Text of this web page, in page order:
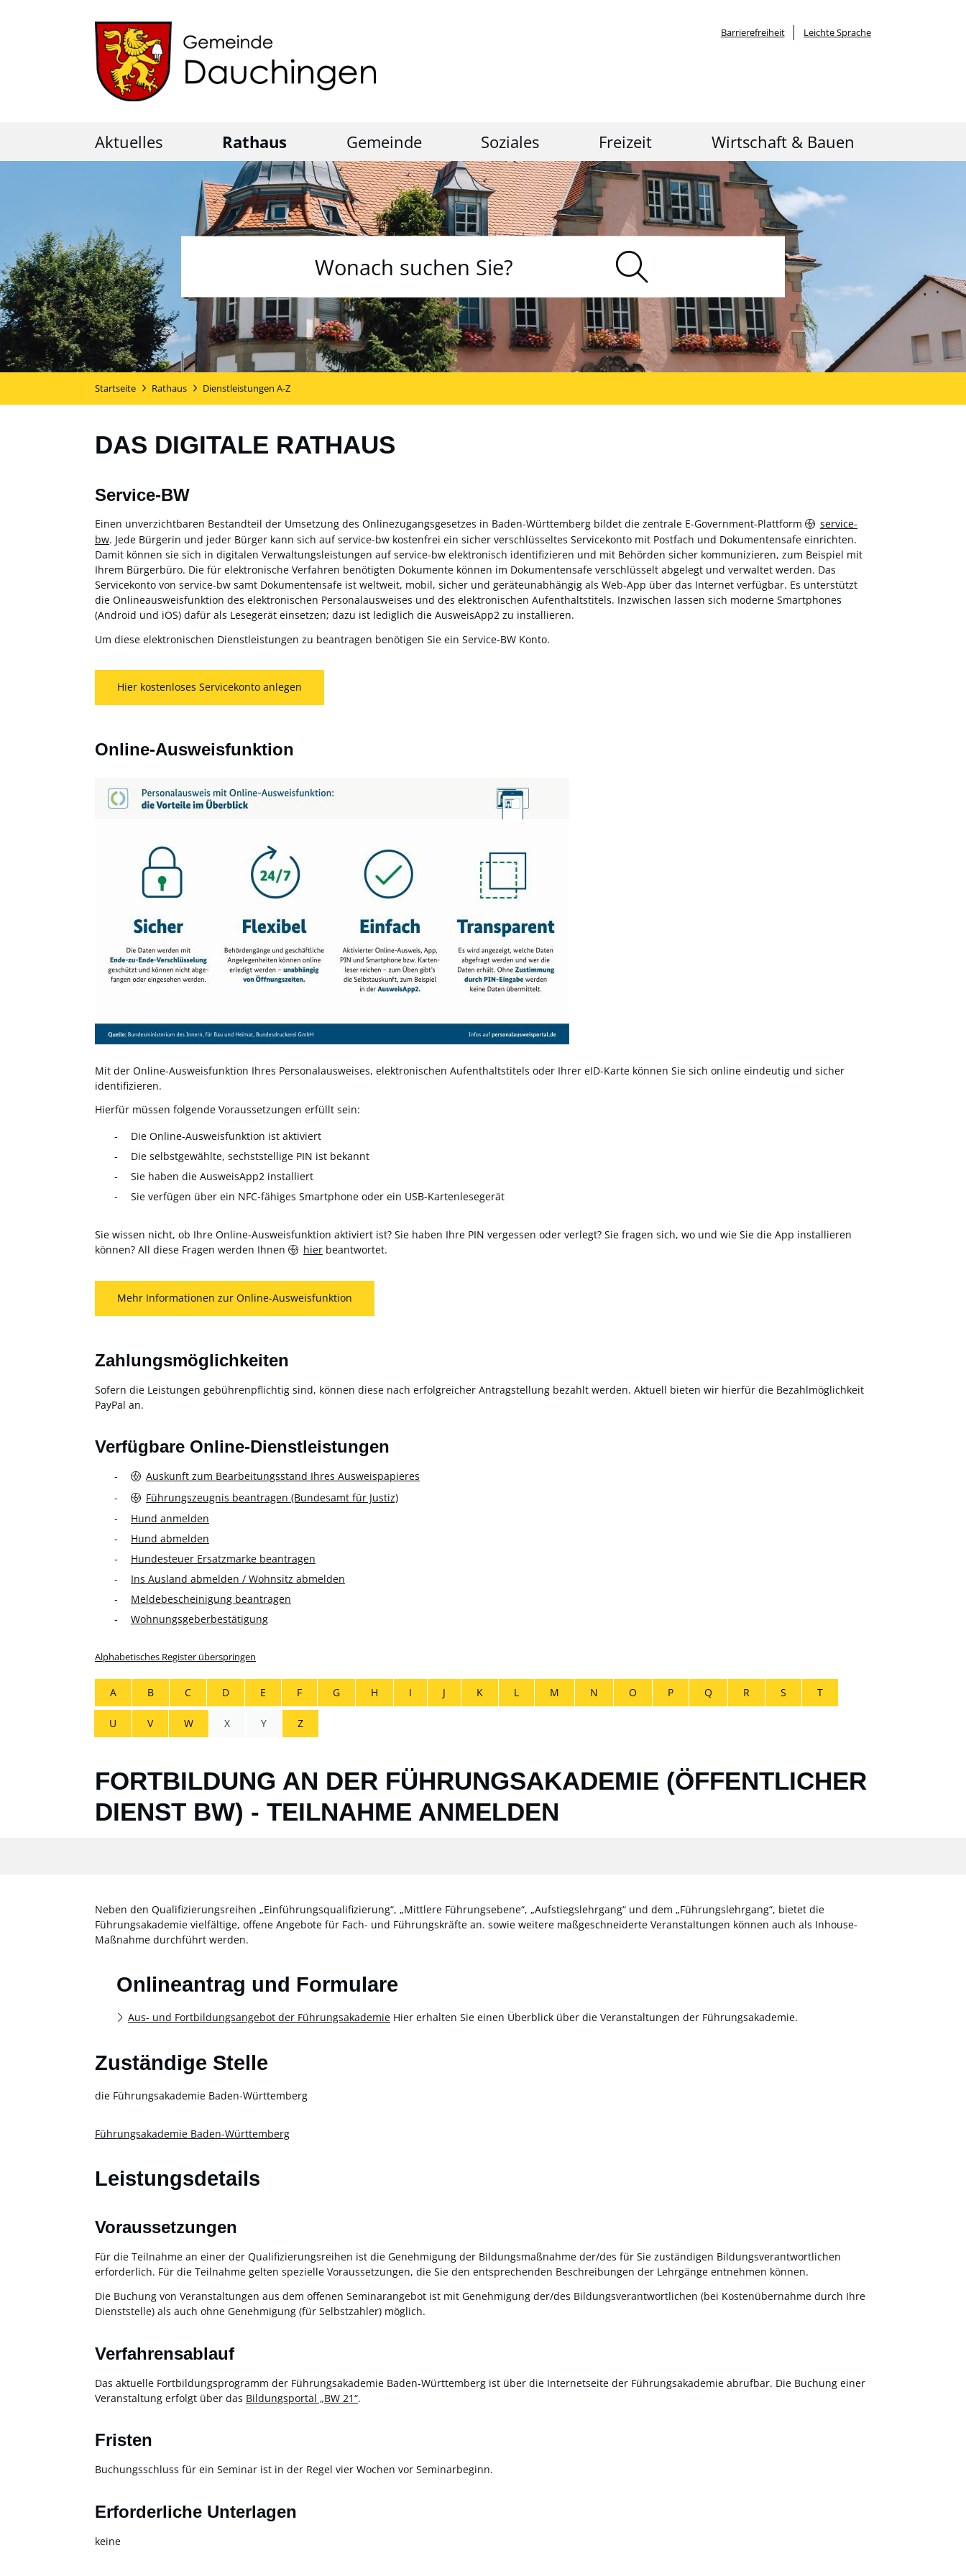
Barrierefreiheit Leichte Sprache
Aktuelles Rathaus Gemeinde Soziales Freizeit Wirtschaft & Bauen
Startseite Rathaus Dienstleistungen A-Z
DAS DIGITALE RATHAUS
Service-BW
Einen unverzichtbaren Bestandteil der Umsetzung des Onlinezugangsgesetzes in Baden-Württemberg bildet die zentrale E-Government-Plattform
service-
bw. Jede Bürgerin und jeder Bürger kann sich auf service-bw kostenfrei ein sicher verschlüsseltes Servicekonto mit Postfach und Dokumentensafe einrichten.
Damit können sie sich in digitalen Verwaltungsleistungen auf service-bw elektronisch identifizieren und mit Behörden sicher kommunizieren, zum Beispiel mit
Ihrem Bürgerbüro. Die für elektronische Verfahren benötigten Dokumente können im Dokumentensafe verschlüsselt abgelegt und verwaltet werden. Das
Servicekonto von service-bw samt Dokumentensafe ist weltweit, mobil, sicher und geräteunabhängig als Web-App über das Internet verfügbar. Es unterstützt
die Onlineausweisfunktion des elektronischen Personalausweises und des elektronischen Aufenthaltstitels. Inzwischen lassen sich moderne Smartphones
(Android und iOS) dafür als Lesegerät einsetzen; dazu ist lediglich die AusweisApp2 zu installieren.
Um diese elektronischen Dienstleistungen zu beantragen benötigen Sie ein Service-BW Konto.
Hier kostenloses Servicekonto anlegen
Online-Ausweisfunktion
Mit der Online-Ausweisfunktion Ihres Personalausweises, elektronischen Aufenthaltstitels oder Ihrer eID-Karte können Sie sich online eindeutig und sicher
identifizieren.
Hierfür müssen folgende Voraussetzungen erfüllt sein:
Die Online-Ausweisfunktion ist aktiviert
Die selbstgewählte, sechststellige PIN ist bekannt
Sie haben die AusweisApp2 installiert
Sie verfügen über ein NFC-fähiges Smartphone oder ein USB-Kartenlesegerät
Sie wissen nicht, ob Ihre Online-Ausweisfunktion aktiviert ist? Sie haben Ihre PIN vergessen oder verlegt? Sie fragen sich, wo und wie Sie die App installieren
können? All diese Fragen werden Ihnen
hier beantwortet.
Mehr Informationen zur Online-Ausweisfunktion
Zahlungsmöglichkeiten
Sofern die Leistungen gebührenpflichtig sind, können diese nach erfolgreicher Antragstellung bezahlt werden. Aktuell bieten wir hierfür die Bezahlmöglichkeit
PayPal an.
Verfügbare Online-Dienstleistungen
Auskunft zum Bearbeitungsstand Ihres Ausweispapieres
Führungszeugnis beantragen (Bundesamt für Justiz)
Hund anmelden
Hund abmelden
Hundesteuer Ersatzmarke beantragen
Ins Ausland abmelden / Wohnsitz abmelden
Meldebescheinigung beantragen
Wohnungsgeberbestätigung
Alphabetisches Register überspringen
A B C D E F G H I J K L M N O P Q R S T
U V W X Y Z
FORTBILDUNG AN DER FÜHRUNGSAKADEMIE (ÖFFENTLICHER
DIENST BW) - TEILNAHME ANMELDEN
Neben den Qualifizierungsreihen „Einführungsqualifizierung“, „Mittlere Führungsebene“, „Aufstiegslehrgang“ und dem „Führungslehrgang“, bietet die
Führungsakademie vielfältige, offene Angebote für Fach- und Führungskräfte an. sowie weitere maßgeschneiderte Veranstaltungen können auch als Inhouse-
Maßnahme durchführt werden.
Onlineantrag und Formulare
Aus- und Fortbildungsangebot der Führungsakademie Hier erhalten Sie einen Überblick über die Veranstaltungen der Führungsakademie.
Zuständige Stelle
die Führungsakademie Baden-Württemberg
Führungsakademie Baden-Württemberg
Leistungsdetails
Voraussetzungen
Für die Teilnahme an einer der Qualifizierungsreihen ist die Genehmigung der Bildungsmaßnahme der/des für Sie zuständigen Bildungsverantwortlichen
erforderlich. Für die Teilnahme gelten spezielle Voraussetzungen, die Sie den entsprechenden Beschreibungen der Lehrgänge entnehmen können.
Die Buchung von Veranstaltungen aus dem offenen Seminarangebot ist mit Genehmigung der/des Bildungsverantwortlichen (bei Kostenübernahme durch Ihre
Dienststelle) als auch ohne Genehmigung (für Selbstzahler) möglich.
Verfahrensablauf
Das aktuelle Fortbildungsprogramm der Führungsakademie Baden-Württemberg ist über die Internetseite der Führungsakademie abrufbar. Die Buchung einer
Veranstaltung erfolgt über das Bildungsportal „BW 21“.
Fristen
Buchungsschluss für ein Seminar ist in der Regel vier Wochen vor Seminarbeginn.
Erforderliche Unterlagen
keine